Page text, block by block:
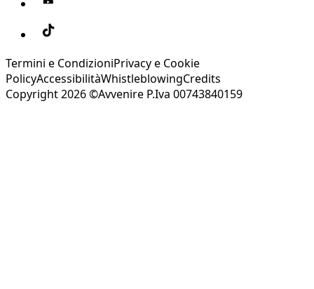
Termini e CondizioniPrivacy e Cookie
PolicyAccessibilitàWhistleblowingCredits
Copyright 2026 ©Avvenire P.Iva 00743840159